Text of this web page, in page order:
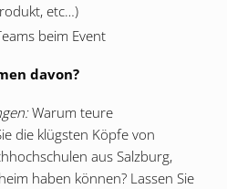
etc…)
beim Event
davon?
Warum teure
die klügsten Köpfe von
aus Salzburg,
haben können? Lassen Sie